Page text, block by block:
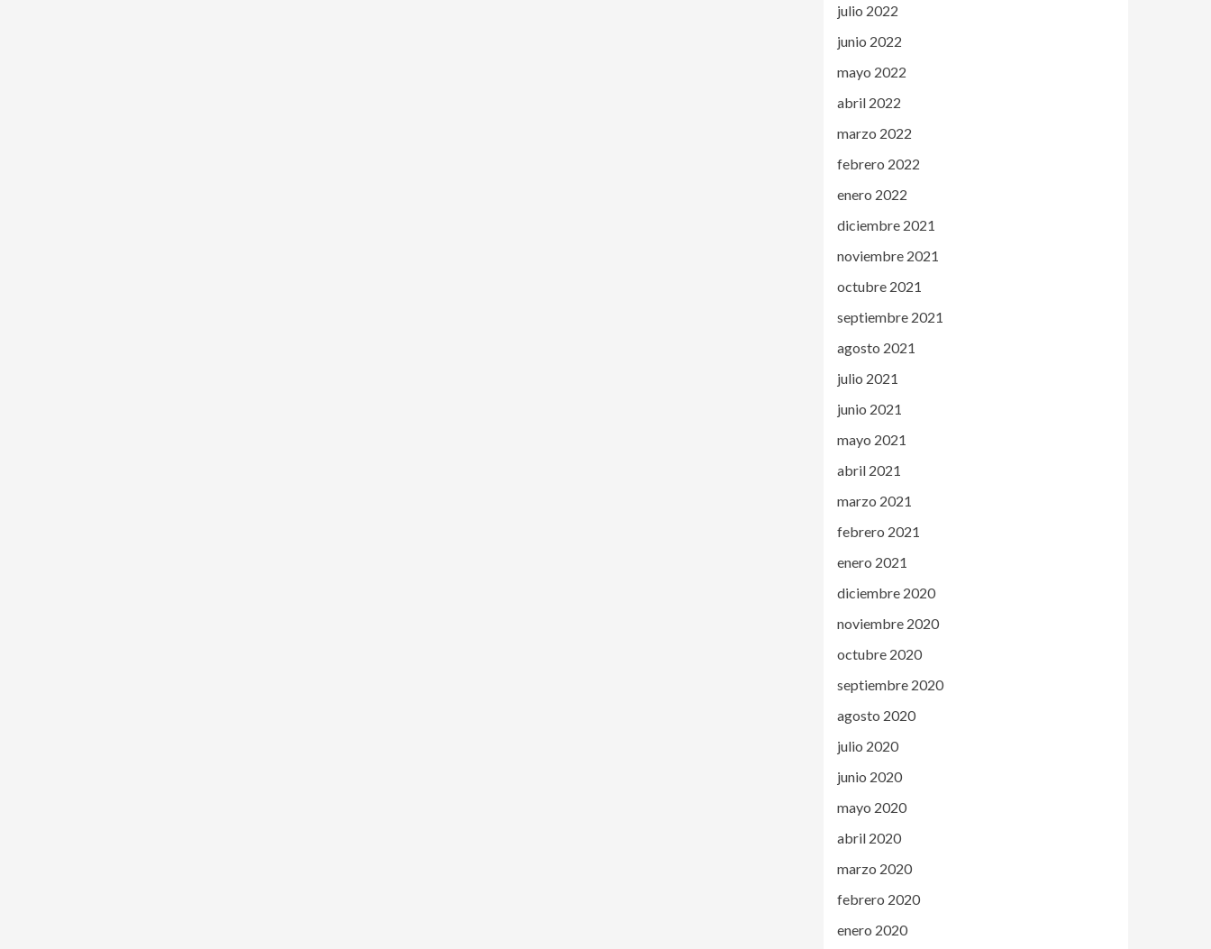
julio 2022
junio 2022
mayo 2022
abril 2022
marzo 2022
febrero 2022
enero 2022
diciembre 2021
noviembre 2021
octubre 2021
septiembre 2021
agosto 2021
julio 2021
junio 2021
mayo 2021
abril 2021
marzo 2021
febrero 2021
enero 2021
diciembre 2020
noviembre 2020
octubre 2020
septiembre 2020
agosto 2020
julio 2020
junio 2020
mayo 2020
abril 2020
marzo 2020
febrero 2020
enero 2020